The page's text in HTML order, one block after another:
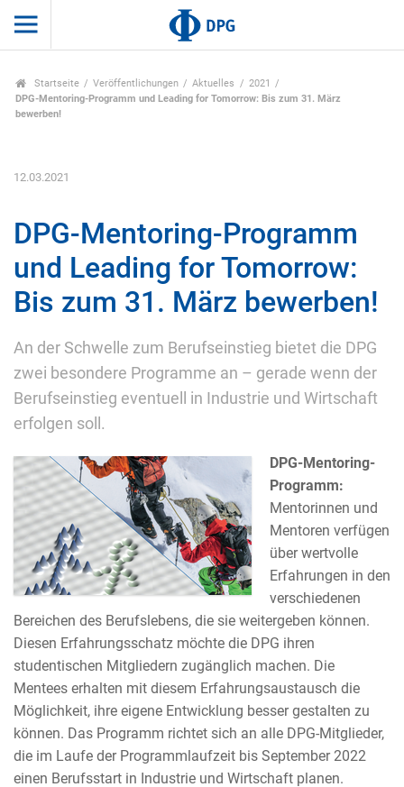
Startseite Veröffentlichungen Aktuelles
2021
DPG-Mentoring-Programm und Leading for Tomorrow: Bis zum 31. März
bewerben!
12.03.2021
DPG-Mentoring-Programm
und Leading for Tomorrow:
Bis zum 31. März bewerben!
An der Schwelle zum Berufseinstieg bietet die DPG
zwei besondere Programme an – gerade wenn der
Berufseinstieg eventuell in Industrie und Wirtschaft
erfolgen soll.
DPG-Mentoring-
Programm:
Mentorinnen und
Mentoren verfügen
über wertvolle
Erfahrungen in den
verschiedenen
Bereichen des Berufslebens, die sie weitergeben können.
Diesen Erfahrungsschatz möchte die DPG ihren
studentischen Mitgliedern zugänglich machen. Die
Mentees erhalten mit diesem Erfahrungsaustausch die
Möglichkeit, ihre eigene Entwicklung besser gestalten zu
können. Das Programm richtet sich an alle DPG-Mitglieder,
die im Laufe der Programmlaufzeit bis September 2022
einen Berufsstart in Industrie und Wirtschaft planen.